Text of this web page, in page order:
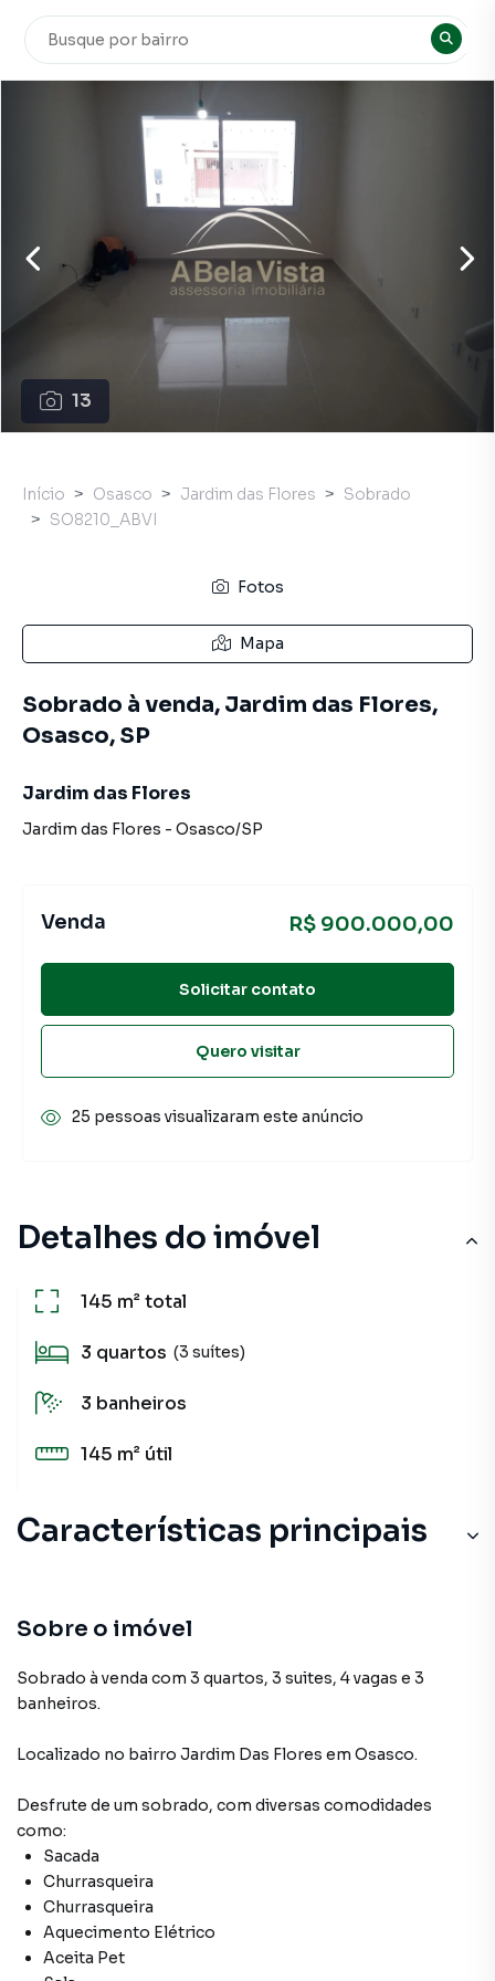
13
Detalhes do imóvel
145 m²total
3 quartos (3 suítes)
3 banheiros
145 m² útil
Características principais
Sobre o imóvel
Sobrado à venda com 3 quartos, 3 suites, 4 vagas e 3
banheiros.
Localizado no bairro Jardim Das Flores em Osasco.
Desfrute de um sobrado, com diversas comodidades
como:
Sacada
Churrasqueira
Churrasqueira
Aquecimento Elétrico
Aceita Pet
Início Osasco Jardim das Flores
Sobrado
SO8210_ABVI
Fotos
Mapa
Sobrado à venda, Jardim das Flores,
Osasco, SP
Jardim das Flores
Jardim das Flores - Osasco/SP
Venda R$ 900.000,00
Solicitar contato
Quero visitar
25 pessoas visualizaram este anúncio